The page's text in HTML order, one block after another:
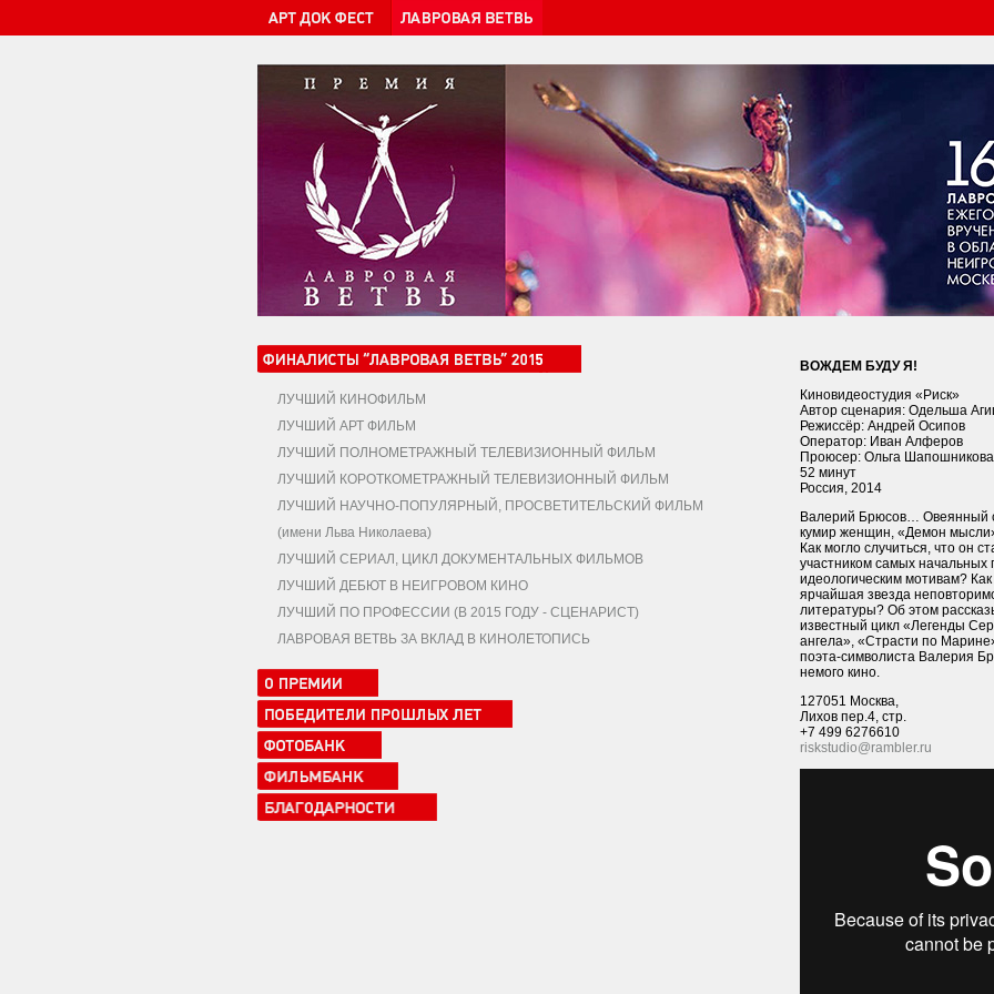
ЛУЧШИЙ КИНОФИЛЬМ
ЛУЧШИЙ АРТ ФИЛЬМ
ЛУЧШИЙ ПОЛНОМЕТРАЖНЫЙ ТЕЛЕВИЗИОННЫЙ ФИЛЬМ
ЛУЧШИЙ КОРОТКОМЕТРАЖНЫЙ ТЕЛЕВИЗИОННЫЙ ФИЛЬМ
ЛУЧШИЙ НАУЧНО-ПОПУЛЯРНЫЙ, ПРОСВЕТИТЕЛЬСКИЙ ФИЛЬМ
(имени Льва Николаева)
ЛУЧШИЙ СЕРИАЛ, ЦИКЛ ДОКУМЕНТАЛЬНЫХ ФИЛЬМОВ
ЛУЧШИЙ ДЕБЮТ В НЕИГРОВОМ КИНО
ЛУЧШИЙ ПО ПРОФЕССИИ (В 2015 ГОДУ - СЦЕНАРИСТ)
ЛАВРОВАЯ ВЕТВЬ ЗА ВКЛАД В КИНОЛЕТОПИСЬ
ВОЖДЕМ БУДУ Я!
Киновидеостудия «Риск»
Автор сценария: Одельша
Режиссёр: Андрей Осипов
Оператор: Иван Алферов
Проюсер: Ольга Шапошникова
52 минут
Россия, 2014
Валерий Брюсов… Овеянный
кумир женщин, «Демон
Как могло случиться, что он
участником самых начальных
идеологическим мотивам?
ярчайшая звезда
литературы? Об этом
известный цикл «Легенды
ангела», «Страсти по
поэта-символиста Валерия
немого кино.
127051 Москва,
Лихов пер.4, стр.
+7 499 6276610
riskstudio@rambler.ru